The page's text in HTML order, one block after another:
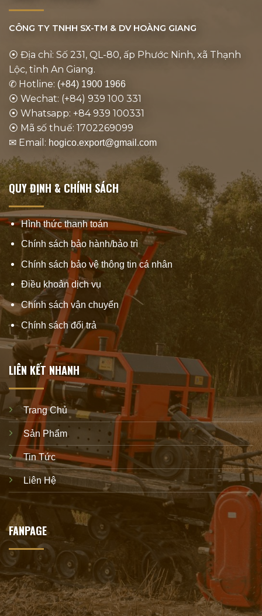
CÔNG TY TNHH SX-TM & DV HOÀNG GIANG
⦿ Địa chỉ: Số 231, QL-80, ấp Phước Ninh, xã Thạnh
Lộc, tỉnh An Giang.
✆ Hotline: (+84) 1900 1966
⦿ Wechat: (+84) 939 100 331
⦿ Whatsapp: +84 939 100331
⦿ Mã số thuế: 1702269099
✉ Email: hogico.export@gmail.com
QUY ĐỊNH & CHÍNH SÁCH
Hình thức thanh toán
Chính sách bảo hành/bảo trì
Chính sách bảo vệ thông tin cá nhân
Điều khoản dịch vụ
Chính sách vận chuyển
Chính sách đổi trả
LIÊN KẾT NHANH
Trang Chủ
Sản Phẩm
Tin Tức
Liên Hệ
FANPAGE